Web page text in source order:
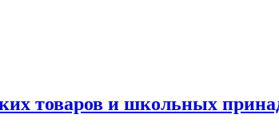
товаров и школьных